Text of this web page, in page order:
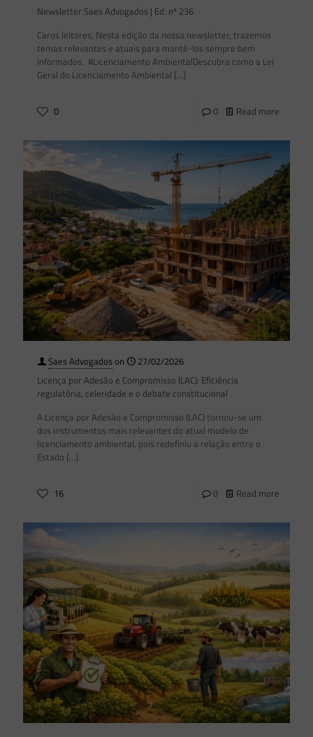
Newsletter Saes Advogados | Ed. nº 236
Caros leitores, Nesta edição da nossa newsletter, trazemos
temas relevantes e atuais para mantê-los sempre bem
informados. #Licenciamento AmbientalDescubra como a Lei
Geral do Licenciamento Ambiental […]
0 0 Read more
Saes Advogadoson
27/02/2026
Licença por Adesão e Compromisso (LAC): Eficiência
regulatória, celeridade e o debate constitucional
A Licença por Adesão e Compromisso (LAC) tornou-se um
dos instrumentos mais relevantes do atual modelo de
licenciamento ambiental, pois redefiniu a relação entre o
Estado […]
16 0 Read more